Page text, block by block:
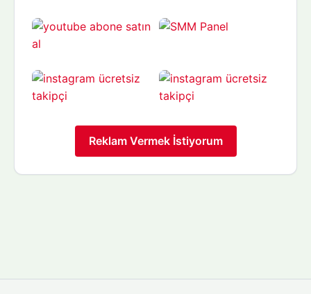
Reklam Vermek İstiyorum